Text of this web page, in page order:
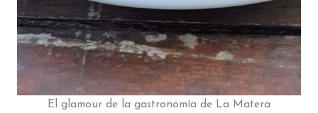
El glamour de la gastronomía de La Matera